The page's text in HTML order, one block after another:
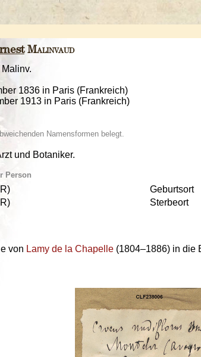
Malinvaud
1836 in Paris (Frankreich)
1913 in Paris (Frankreich)
Namensformen belegt.
und Botaniker.
Person
Geburtsort
Sterbeort
von Lamy de la Chapelle (1804–1886) in die